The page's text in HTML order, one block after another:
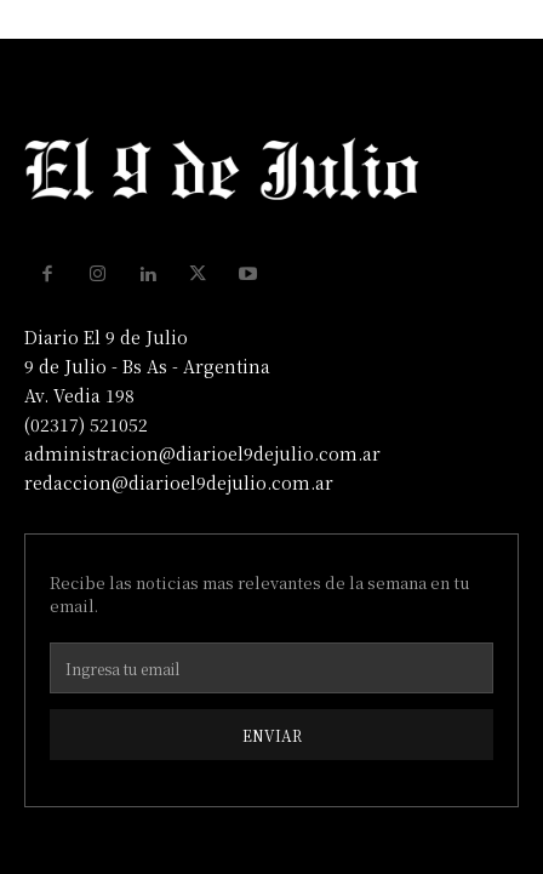
Diario El 9 de Julio
9 de Julio - Bs As - Argentina
Av. Vedia 198
(02317) 521052
administracion@diarioel9dejulio.com.ar
redaccion@diarioel9dejulio.com.ar
Recibe las noticias mas relevantes de la semana en tu
email.
ENVIAR